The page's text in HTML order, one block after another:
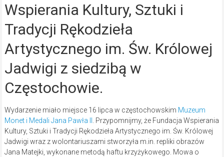
Wspierania Kultury, Sztuki i
Tradycji Rękodzieła
Artystycznego im. Św. Królowej
Jadwigi z siedzibą w
Częstochowie.
Wydarzenie miało miejsce 16 lipca w częstochowskim Muzeum
Monet i Medali Jana Pawła II
. Przypomnijmy, że Fundacja Wspierania
Kultury, Sztuki i Tradycji Rękodzieła Artystycznego im. Św. Królowej
Jadwigi wraz z wolontariuszami stworzyła m.in. repliki obrazów
Jana Matejki, wykonane metodą haftu krzyżykowego. Mowa o